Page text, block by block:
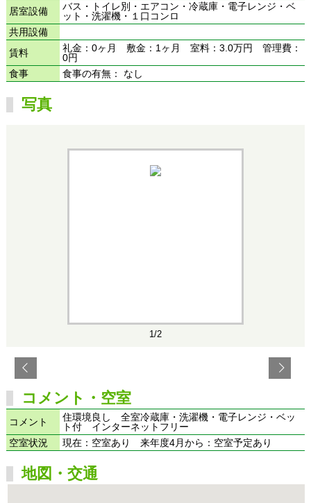
居室設備
バス・トイレ別・エアコン・冷蔵庫・電子レンジ・ベ
ット・洗濯機・１口コンロ
共用設備
賃料
礼金：0ヶ月 敷金：1ヶ月 室料：3.0万円 管理費：
0円
食事
食事の有無： なし
写真
1/2
コメント・空室
コメント
住環境良し 全室冷蔵庫・洗濯機・電子レンジ・ベッ
ト付 インターネットフリー
空室状況
現在：空室あり 来年度4月から：空室予定あり
地図・交通